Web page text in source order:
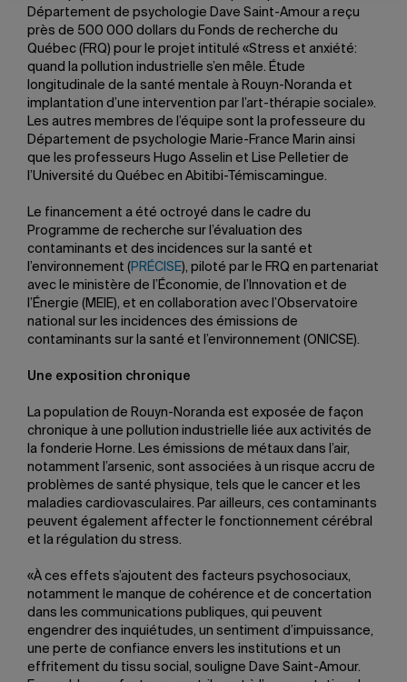
Département de psychologie Dave Saint-Amour a reçu
près de 500 000 dollars du Fonds de recherche du
Québec (FRQ) pour le projet intitulé «Stress et anxiété:
quand la pollution industrielle s’en mêle. Étude
longitudinale de la santé mentale à Rouyn-Noranda et
implantation d’une intervention par l’art-thérapie sociale».
Les autres membres de l’équipe sont la professeure du
Département de psychologie Marie-France Marin ainsi
que les professeurs Hugo Asselin et Lise Pelletier de
l’Université du Québec en Abitibi-Témiscamingue.
Le financement a été octroyé dans le cadre du
Programme de recherche sur l’évaluation des
contaminants et des incidences sur la santé et
l’environnement ( PRÉCISE), piloté par le FRQ en partenariat
avec le ministère de l’Économie, de l’Innovation et de
l’Énergie (MEIE), et en collaboration avec l’Observatoire
national sur les incidences des émissions de
contaminants sur la santé et l’environnement (ONICSE).
Une exposition chronique
La population de Rouyn-Noranda est exposée de façon
chronique à une pollution industrielle liée aux activités de
la fonderie Horne. Les émissions de métaux dans l’air,
notamment l’arsenic, sont associées à un risque accru de
problèmes de santé physique, tels que le cancer et les
maladies cardiovasculaires. Par ailleurs, ces contaminants
peuvent également affecter le fonctionnement cérébral
et la régulation du stress.
«À ces effets s’ajoutent des facteurs psychosociaux,
notamment le manque de cohérence et de concertation
dans les communications publiques, qui peuvent
engendrer des inquiétudes, un sentiment d’impuissance,
une perte de confiance envers les institutions et un
effritement du tissu social, souligne Dave Saint-Amour.